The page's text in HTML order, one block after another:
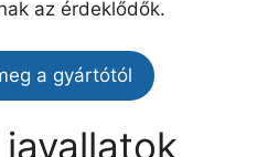
az érdeklődők.
a gyártótól